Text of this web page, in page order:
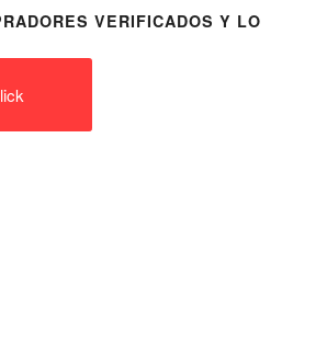
VERIFICADOS Y LO